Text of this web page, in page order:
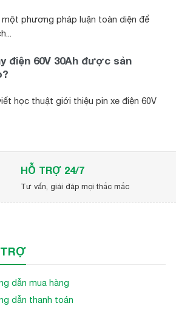
tư vấn và hỗ trợ tận tâm từ đội
một phương pháp luận toàn diện để
điện 60V 30Ah được sản
học thuật giới thiệu pin xe điện 60V
HỖ TRỢ 24/7
Tư vấn, giải đáp mọi thắc mắc
dẫn mua hàng
dẫn thanh toán